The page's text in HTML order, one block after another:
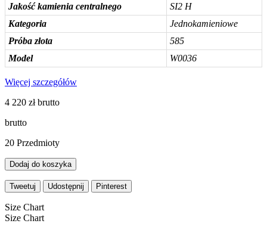
Jakość kamienia centralnego
SI2 H
Kategoria
Jednokamieniowe
Próba złota
585
Model
W0036
Więcej szczegółów
4 220 złbrutto
brutto
20 Przedmioty
Dodaj do koszyka
Tweetuj Udostępnij Pinterest
Size Chart
Size Chart